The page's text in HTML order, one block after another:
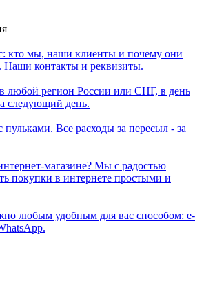
кто мы, наши клиенты и почему они
Наши контакты и реквизиты.
любой регион России или СНГ, в день
следующий день.
Все расходы за пересыл - за
магазине? Мы с радостью
покупки в интернете простыми и
любым удобным для вас способом: e-